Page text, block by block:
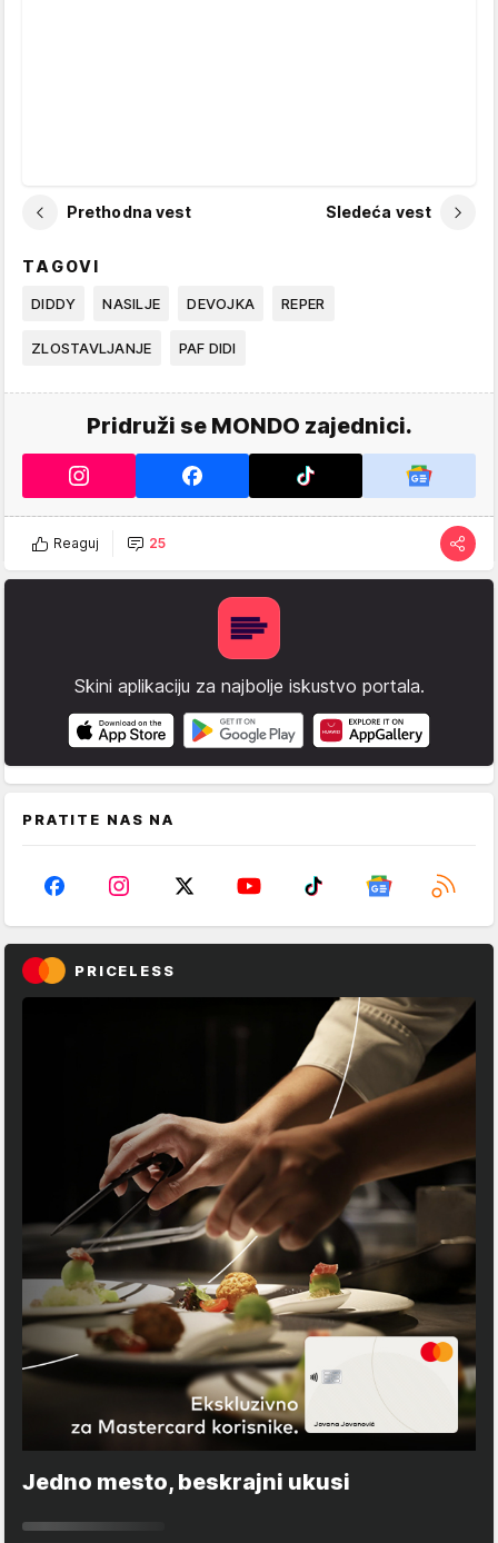
Prethodna vest Sledeća vest
TAGOVI
DIDDY NASILJE DEVOJKA REPER
ZLOSTAVLJANJE PAF DIDI
Pridruži se MONDO zajednici.
Reaguj 25
Skini aplikaciju za najbolje iskustvo portala.
PRATITE NAS NA
PRICELESS
Jedno mesto, beskrajni ukusi